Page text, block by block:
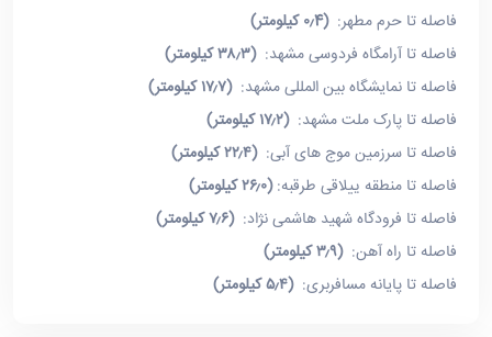
فاصله تا حرم مطهر:(۰٫4 کیلومتر)
فاصله تا آرامگاه فردوسی مشهد:(۳۸٫۳ کیلومتر)
فاصله تا نمایشگاه بین المللی مشهد:(۱۷٫۷ کیلومتر)
فاصله تا پارک ملت مشهد:(۱۷٫۲ کیلومتر)
فاصله تا سرزمین موج های آبی:(۲۲٫۴ کیلومتر)
فاصله تا منطقه ییلاقی طرقبه:(۲۶٫۰ کیلومتر)
فاصله تا فرودگاه شهید هاشمی نژاد:(۷٫۶ کیلومتر)
فاصله تا راه آهن:(۳٫۹ کیلومتر)
فاصله تا پایانه مسافربری:(۵٫۴ کیلومتر)